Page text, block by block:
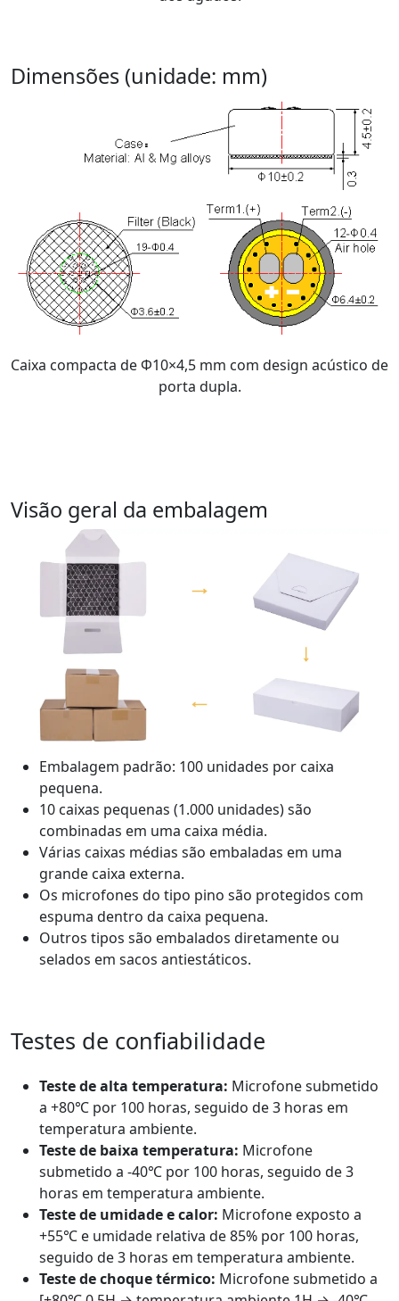
Dimensões (unidade: mm)
Caixa compacta de Φ10×4,5 mm com design acústico de
porta dupla.
Visão geral da embalagem
Embalagem padrão: 100 unidades por caixa
pequena.
10 caixas pequenas (1.000 unidades) são
combinadas em uma caixa média.
Várias caixas médias são embaladas em uma
grande caixa externa.
Os microfones do tipo pino são protegidos com
espuma dentro da caixa pequena.
Outros tipos são embalados diretamente ou
selados em sacos antiestáticos.
Testes de confiabilidade
Teste de alta temperatura: Microfone submetido
a +80℃ por 100 horas, seguido de 3 horas em
temperatura ambiente.
Teste de baixa temperatura: Microfone
submetido a -40℃ por 100 horas, seguido de 3
horas em temperatura ambiente.
Teste de umidade e calor: Microfone exposto a
+55℃ e umidade relativa de 85% por 100 horas,
seguido de 3 horas em temperatura ambiente.
Teste de choque térmico: Microfone submetido a